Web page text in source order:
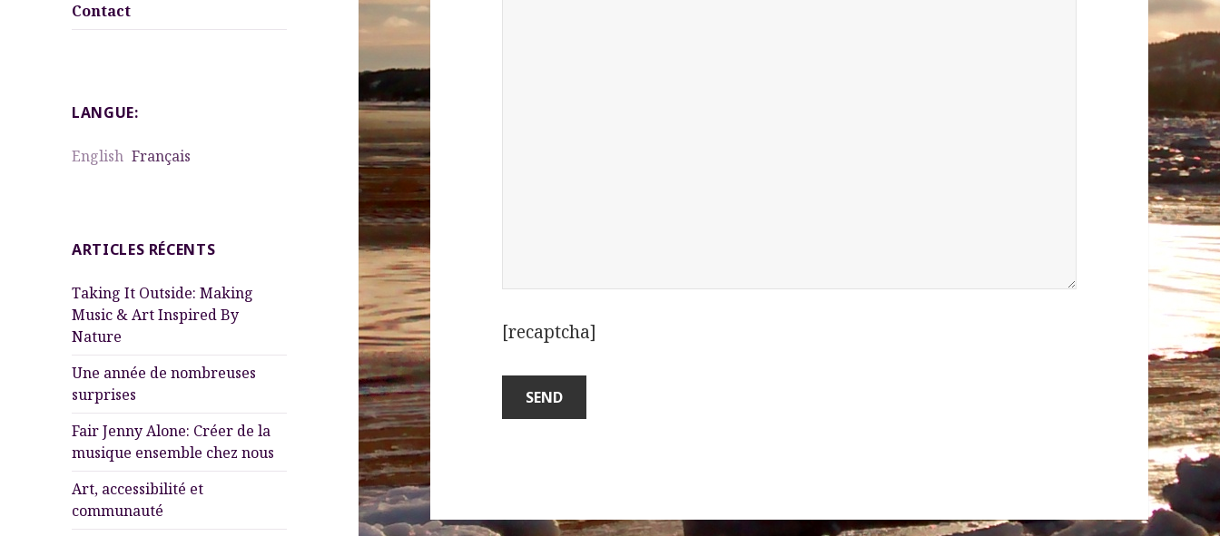
Contact
LANGUE:
English Français
ARTICLES RÉCENTS
Taking It Outside: Making
Music & Art Inspired By
Nature
Une année de nombreuses
surprises
Fair Jenny Alone: Créer de la
musique ensemble chez nous
Art, accessibilité et
communauté
[recaptcha]